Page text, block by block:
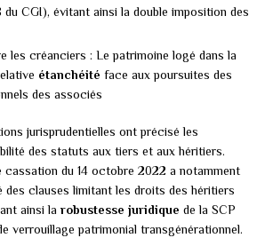
CGI), évitant ainsi la double imposition des
les créanciers : Le patrimoine logé dans la
étanchéité face aux poursuites des
des associés
jurisprudentielles ont précisé les
des statuts aux tiers et aux héritiers.
cassation du 14 octobre 2022 a notamment
des clauses limitant les droits des héritiers
ainsi la robustesse juridique de la SCP
verrouillage patrimonial transgénérationnel.